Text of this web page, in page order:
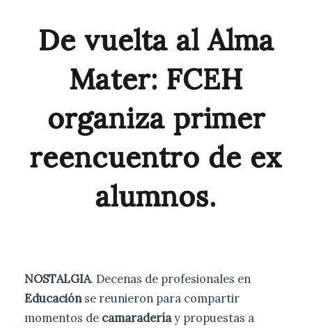
De vuelta al Alma
Mater: FCEH
organiza primer
reencuentro de ex
alumnos.
NOSTALGIA. Decenas de profesionales en
Educaciónse reunieron para compartir
momentos de camaraderíay propuestas a